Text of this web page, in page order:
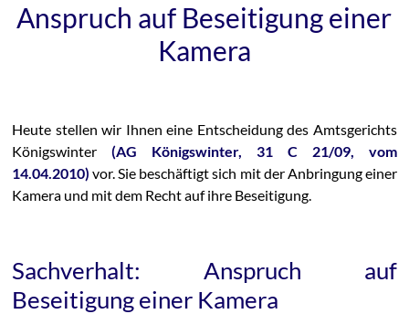
Anspruch auf Beseitigung einer
Kamera
Heute stellen wir Ihnen eine Entscheidung des Amtsgerichts
Königswinter(AG Königswinter, 31 C 21/09, vom
14.04.2010) vor. Sie beschäftigt sich mit der Anbringung einer
Kamera und mit dem Recht auf ihre Beseitigung.
Sachverhalt: Anspruch auf
Beseitigung einer Kamera